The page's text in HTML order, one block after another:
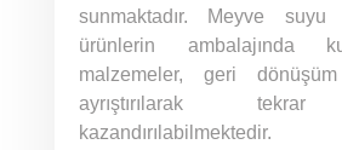
sunmaktadır. Meyve
ürünlerin ambalajında
malzemeler, geri
ayrıştırılarak tekrar
kazandırılabilmektedir.